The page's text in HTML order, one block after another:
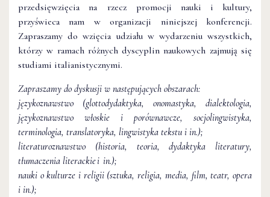
przedsięwzięcia na rzecz promocji nauki i kultury,
przyświeca nam w organizacji niniejszej konferencji.
Zapraszamy do wzięcia udziału w wydarzeniu wszystkich,
którzy w ramach różnych dyscyplin naukowych zajmują się
studiami italianistycznymi.
Zapraszamy do dyskusji w następujących obszarach:
językoznawstwo (glottodydaktyka, onomastyka, dialektologia,
językoznawstwo włoskie i porównawcze, socjolingwistyka,
terminologia, translatoryka, lingwistyka tekstu i in.);
literaturoznawstwo (historia, teoria, dydaktyka literatury,
tłumaczenia literackie i in.);
nauki o kulturze i religii (sztuka, religia, media, film, teatr, opera
i in.);